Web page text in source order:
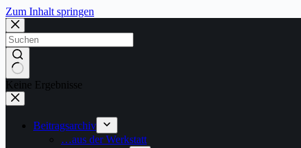
Zum Inhalt springen
Keine Ergebnisse
Beitragsarchiv
…aus der Werkstatt